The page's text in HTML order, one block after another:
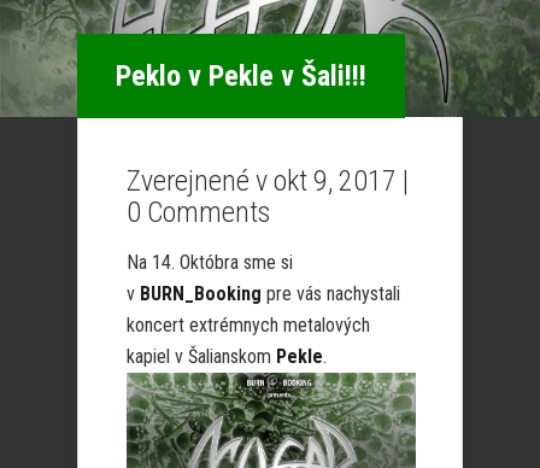
Peklo v Pekle v Šali!!!
Zverejnené v okt 9, 2017 |
0 Comments
Na 14. Októbra sme si
v BURN_Booking pre vás nachystali
koncert extrémnych metalových
kapiel v Šalianskom Pekle.